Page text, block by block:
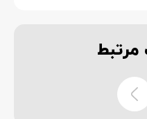
مرتبط